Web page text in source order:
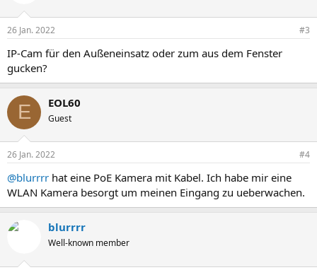
26 Jan. 2022 #3
IP-Cam für den Außeneinsatz oder zum aus dem Fenster
gucken?
E EOL60
Guest
26 Jan. 2022 #4
@blurrrr hat eine PoE Kamera mit Kabel. Ich habe mir eine
WLAN Kamera besorgt um meinen Eingang zu ueberwachen.
blurrrr
Well-known member